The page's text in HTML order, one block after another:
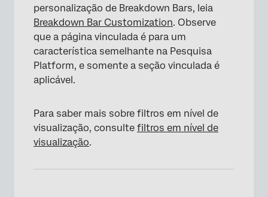
personalização de Breakdown Bars, leia
Breakdown Bar Customization. Observe
que a página vinculada é para um
característica semelhante na Pesquisa
Platform, e somente a seção vinculada é
aplicável.
Para saber mais sobre filtros em nível de
visualização, consulte filtros em nível de
visualização.